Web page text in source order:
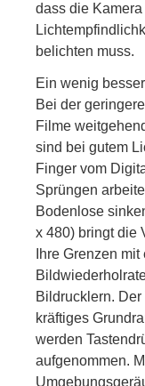
dass die
belichten muss.
Ein wenig
Bei der
Filme
sind bei gutem
Finger vom
Sprüngen
Bodenlose
x 480) bringt die
Ihre Grenzen
Bildrucklern.
kräftiges
werden
aufgenommen.